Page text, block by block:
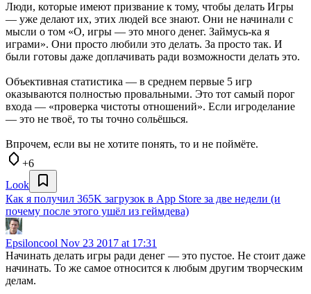
Люди, которые имеют призвание к тому, чтобы делать Игры
— уже делают их, этих людей все знают. Они не начинали с
мысли о том «О, игры — это много денег. Займусь-ка я
играми». Они просто любили это делать. За просто так. И
были готовы даже доплачивать ради возможности делать это.
Объективная статистика — в среднем первые 5 игр
оказываются полностью провальными. Это тот самый порог
входа — «проверка чистоты отношений». Если игроделание
— это не твоё, то ты точно сольёшься.
Впрочем, если вы не хотите понять, то и не поймёте.
+6
Look
Как я получил 365K загрузок в App Store за две недели (и
почему после этого ушёл из геймдева)
Epsiloncool Nov 23 2017 at 17:31
Начинать делать игры ради денег — это пустое. Не стоит даже
начинать. То же самое относится к любым другим творческим
делам.